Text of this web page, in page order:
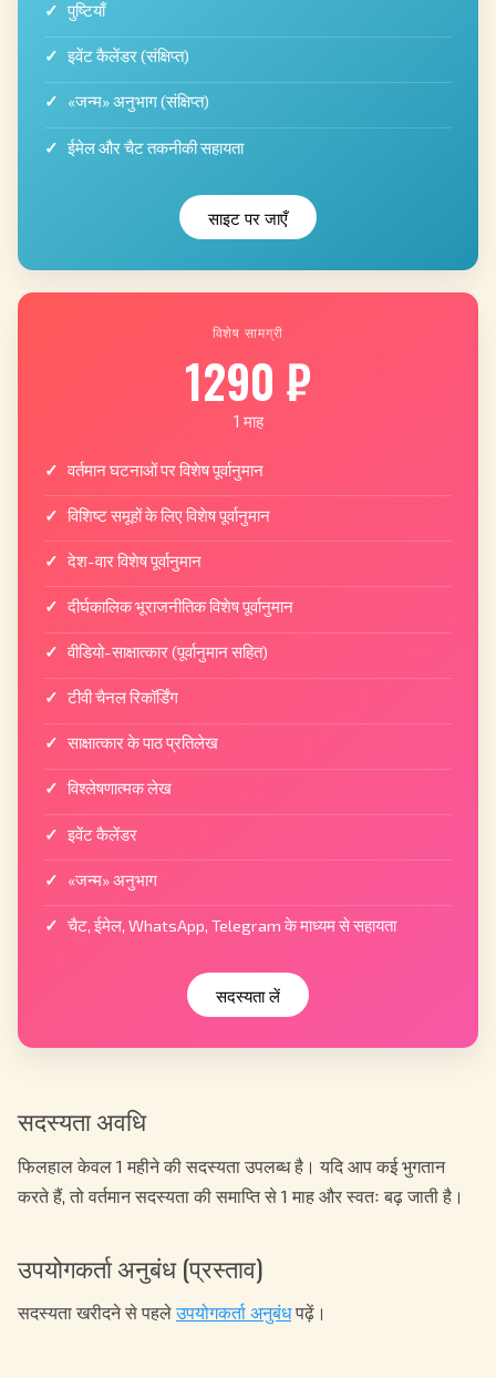
पुष्टियाँ
इवेंट कैलेंडर (संक्षिप्त)
«जन्म» अनुभाग (संक्षिप्त)
ईमेल और चैट तकनीकी सहायता
साइट पर जाएँ
विशेष सामग्री
1290 ₽
1 माह
वर्तमान घटनाओं पर विशेष पूर्वानुमान
विशिष्ट समूहों के लिए विशेष पूर्वानुमान
देश-वार विशेष पूर्वानुमान
दीर्घकालिक भूराजनीतिक विशेष पूर्वानुमान
वीडियो-साक्षात्कार (पूर्वानुमान सहित)
टीवी चैनल रिकॉर्डिंग
साक्षात्कार के पाठ प्रतिलेख
विश्लेषणात्मक लेख
इवेंट कैलेंडर
«जन्म» अनुभाग
चैट, ईमेल, WhatsApp, Telegram के माध्यम से सहायता
सदस्यता लें
सदस्यता अवधि
फिलहाल केवल 1 महीने की सदस्यता उपलब्ध है। यदि आप कई भुगतान
करते हैं, तो वर्तमान सदस्यता की समाप्ति से 1 माह और स्वतः बढ़ जाती है।
उपयोगकर्ता अनुबंध (प्रस्ताव)
सदस्यता खरीदने से पहलेउपयोगकर्ता अनुबंधपढ़ें।